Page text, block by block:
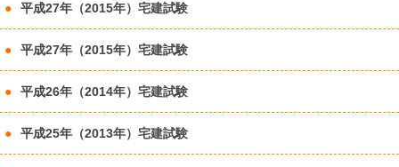
平成27年（2015年）宅建試験
平成27年（2015年）宅建試験
平成26年（2014年）宅建試験
平成25年（2013年）宅建試験